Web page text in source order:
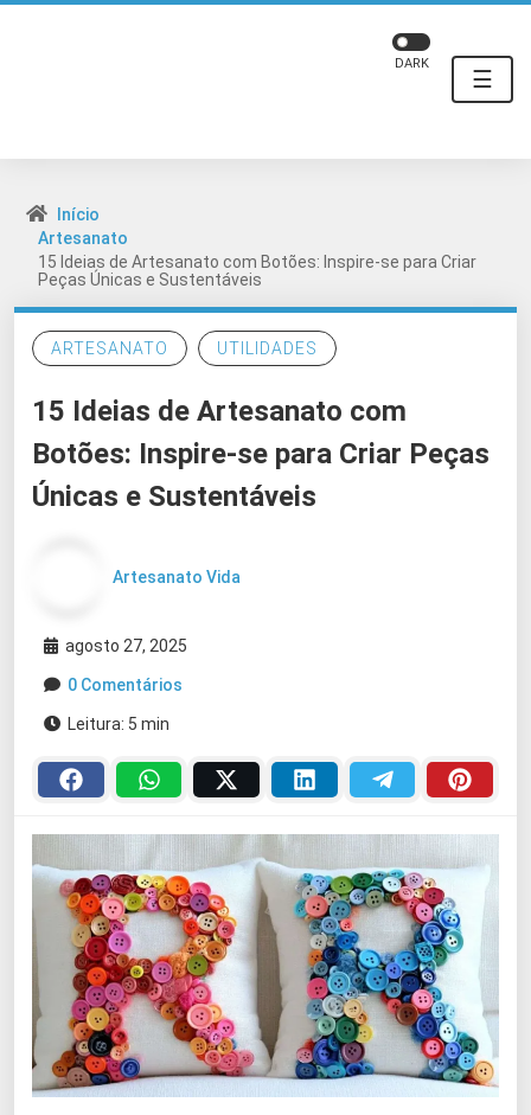
☰
DARK
Início
Artesanato
15 Ideias de Artesanato com Botões: Inspire-se para Criar
Peças Únicas e Sustentáveis
ARTESANATO UTILIDADES
15 Ideias de Artesanato com
Botões: Inspire-se para Criar Peças
Únicas e Sustentáveis
Artesanato Vida
agosto 27, 2025
0 Comentários
Leitura: 5 min